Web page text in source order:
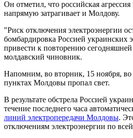
Он отметил, что российская
напрямую затрагивает и Молдову.
"Риск отключения электроэнергии
бомбардировка Россией украинских
привести к повторению
молдавский чиновник.
Напомним, во вторник, 15 ноября,
пунктах Молдовы пропал свет.
В результате обстрела Россией
течение последнего часа
линий электропередачи Молдовы.
отключениям электроэнергии по